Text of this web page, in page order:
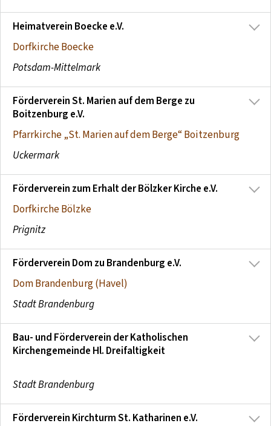
Heimatverein Boecke e.V.
Dorfkirche Boecke
Potsdam-Mittelmark
Förderverein St. Marien auf dem Berge zu
Boitzenburg e.V.
Pfarrkirche „St. Marien auf dem Berge“ Boitzenburg
Uckermark
Förderverein zum Erhalt der Bölzker Kirche e.V.
Dorfkirche Bölzke
Prignitz
Förderverein Dom zu Brandenburg e.V.
Dom Brandenburg (Havel)
Stadt Brandenburg
Bau- und Förderverein der Katholischen
Kirchengemeinde Hl. Dreifaltigkeit
Stadt Brandenburg
Förderverein Kirchturm St. Katharinen e.V.